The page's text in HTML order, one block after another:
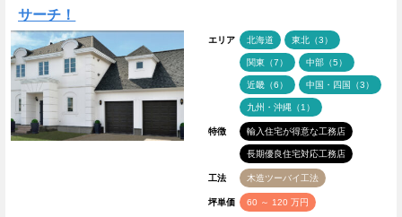
サーチ！
エリア 北海道 東北（3）
関東（7） 中部（5）
近畿（6） 中国・四国（3）
九州・沖縄（1）
特徴 輸入住宅が得意な工務店
長期優良住宅対応工務店
工法 木造ツーバイ工法
坪単価 60 ～ 120 万円